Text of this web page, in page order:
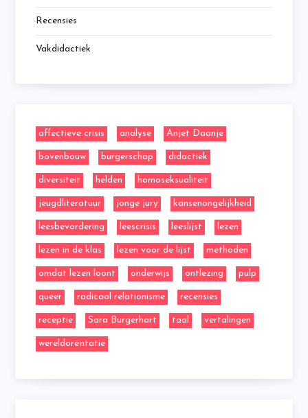
Recensies
Vakdidactiek
affectieve crisis analyse Anjet Daanje
bovenbouw burgerschap didactiek
diversiteit helden homoseksualiteit
jeugdliteratuur jonge jury kansenongelijkheid
leesbevordering leescrisis leeslijst lezen
lezen in de klas lezen voor de lijst methoden
omdat lezen loont onderwijs ontlezing pulp
queer radicaal relationisme recensies
receptie Sara Burgerhart taal vertalingen
wereldorëntatie